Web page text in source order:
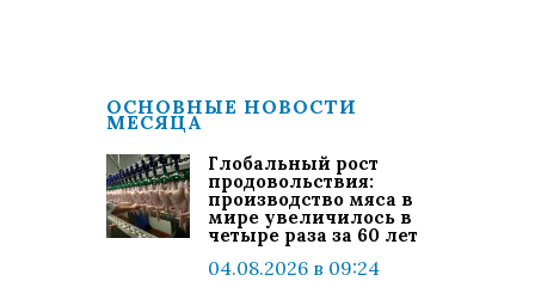
ОСНОВНЫЕ НОВОСТИ
МЕСЯЦА
Глобальный рост
продовольствия:
производство мяса в
мире увеличилось в
четыре раза за 60 лет
04.08.2026 в 09:24